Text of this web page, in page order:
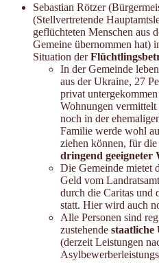
Sebastian Rötzer
(Stellvertretende
geflüchteten Menschen aus
Gemeine übernommen hat)
Situation der
In der Gemeinde
aus der Ukraine, 27
privat
Wohnungen
noch in der
Familie werde wohl
ziehen können, für
dringend geeigneter
Die Gemeinde mietet
Geld vom
durch die Caritas und
statt. Hier wird auch
Alle Personen sind
zustehende staatliche
(derzeit Leistungen